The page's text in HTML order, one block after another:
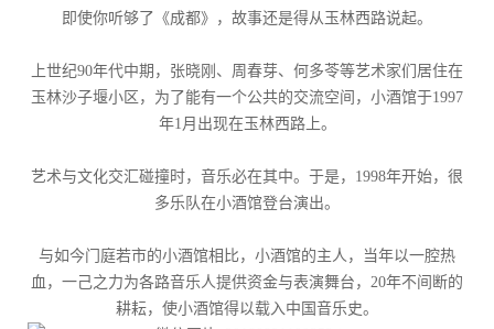
即使你听够了《成都》，故事还是得从玉林西路说起。
上世纪90年代中期，张晓刚、周春芽、何多苓等艺术家们居住在
玉林沙子堰小区，为了能有一个公共的交流空间，小酒馆于1997
年1月出现在玉林西路上。
艺术与文化交汇碰撞时，音乐必在其中。于是，1998年开始，很
多乐队在小酒馆登台演出。
与如今门庭若市的小酒馆相比，小酒馆的主人，当年以一腔热
血，一己之力为各路音乐人提供资金与表演舞台，20年不间断的
耕耘，使小酒馆得以载入中国音乐史。